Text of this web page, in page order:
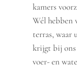
kamers
Wél hebben
terras, waar
krijgt bij ons
voer- en